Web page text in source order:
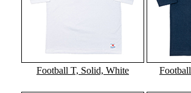
Football T, Solid, White